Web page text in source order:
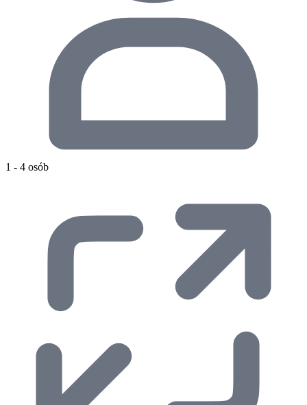
1 - 4 osób